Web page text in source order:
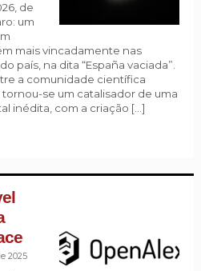
de
um
mais vincadamente nas
país, na dita “España vaciada”.
a comunidade científica
se um catalisador de uma
inédita, com a criação […]
2025